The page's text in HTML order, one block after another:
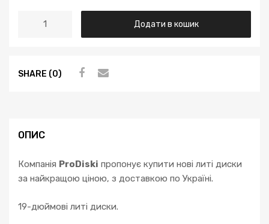
Додати в кошик
SHARE (0)
ОПИС
Компанія ProDiski пропонує купити нові литі диски
за найкращою ціною, з доставкою по Україні.
19-дюймові литі диски.